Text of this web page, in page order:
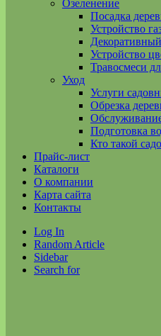
Озеленение
Посадка
Устройство
Устройство
Травосмеси
Уход
Услуги
Обрезка
Подготовка
Кто такой
Прайс-лист
Каталоги
О компании
Карта сайта
Контакты
Log In
Random Article
Sidebar
Search for